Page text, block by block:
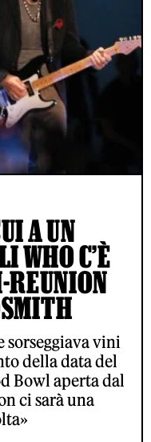
A UN
WHO C’È
REUNION
sorseggiava vini
della data del
Bowl aperta dal
ci sarà una